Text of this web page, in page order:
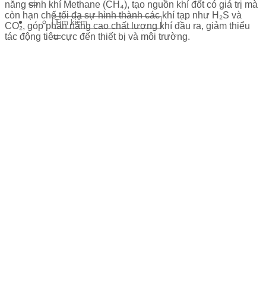
năng sinh khí Methane (CH₄), tạo nguồn khí đốt có giá trị mà
còn hạn chế tối đa sự hình thành các khí tạp như H₂S và
CO₂, góp phần nâng cao chất lượng khí đầu ra, giảm thiểu
tác động tiêu cực đến thiết bị và môi trường.